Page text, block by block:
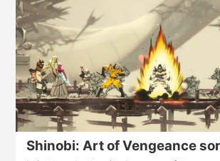
Shinobi: Art of Vengeance